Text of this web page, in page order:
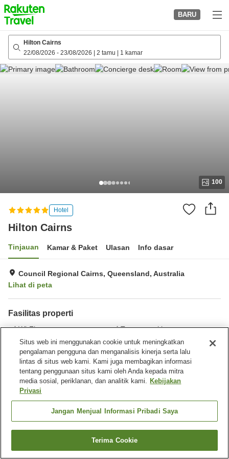
to
top
page
BARU
Hilton Cairns
22/08/2026 - 23/08/2026 2 tamu 1 kamar
100
Hotel
Hilton Cairns
Tinjauan Kamar & Paket Ulasan Info dasar
Council Regional Cairns, Queensland, Australia
Lihat di peta
Fasilitas properti
Wi-Fi
Tempat parkir
Spa / Salon kecantikan
Gym / Klub kebugaran
Beranda Australia Queensland
Council Regional Cairns
Hilton Cairns
Cari kamar
Situs web ini menggunakan cookie untuk meningkatkan
pengalaman pengguna dan menganalisis kinerja serta lalu
lintas di situs web kami. Kami juga membagikan informasi
tentang penggunaan situs kami oleh Anda kepada mitra
media sosial, periklanan, dan analitik kami. Kebijakan
Privasi
Jangan Menjual Informasi Pribadi Saya
Terima Cookie